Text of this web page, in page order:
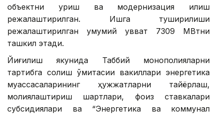
объектни қуриш ва модернизация қилиш
режалаштирилган. Ишга туширилиши
режалаштирилган умумий қувват 7309 МВтни
ташкил этади.
Йиғилиш якунида Таббий монополияларни
тартибга солиш қўмитасии вакиллари энергетика
муассасаларининг ҳужжатларни тайёрлаш,
молиялаштириш шартлари, фоиз ставкалари
субсидиялари ва “Энергетика ва коммунал